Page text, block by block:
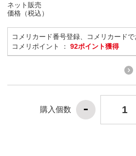
ネット販売
価格（税込）
コメリカード番号登録、コメリカード
コメリポイント ： 92ポイント獲得
購入個数